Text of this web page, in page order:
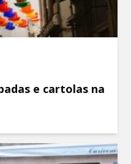
e cartolas na